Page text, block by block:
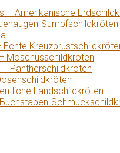
– Amerikanische
Sumpfschildkröten
Moschusschildkröten
Pantherschildkröten
Landschildkröten